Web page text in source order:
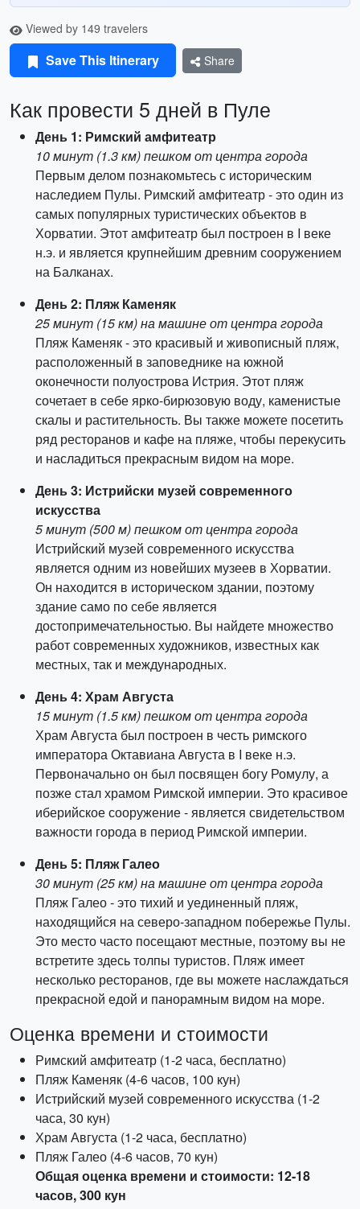
Viewed by 149 travelers
Save This Itinerary Share
Как провести 5 дней в Пуле
День 1: Римский амфитеатр
10 минут (1.3 км) пешком от центра города
Первым делом познакомьтесь с историческим
наследием Пулы. Римский амфитеатр - это один из
самых популярных туристических объектов в
Хорватии. Этот амфитеатр был построен в I веке
н.э. и является крупнейшим древним сооружением
на Балканах.
День 2: Пляж Каменяк
25 минут (15 км) на машине от центра города
Пляж Каменяк - это красивый и живописный пляж,
расположенный в заповеднике на южной
оконечности полуострова Истрия. Этот пляж
сочетает в себе ярко-бирюзовую воду, каменистые
скалы и растительность. Вы также можете посетить
ряд ресторанов и кафе на пляже, чтобы перекусить
и насладиться прекрасным видом на море.
День 3: Истрийски музей современного
искусства
5 минут (500 м) пешком от центра города
Истрийский музей современного искусства
является одним из новейших музеев в Хорватии.
Он находится в историческом здании, поэтому
здание само по себе является
достопримечательностью. Вы найдете множество
работ современных художников, известных как
местных, так и международных.
День 4: Храм Августа
15 минут (1.5 км) пешком от центра города
Храм Августа был построен в честь римского
императора Октавиана Августа в I веке н.э.
Первоначально он был посвящен богу Ромулу, а
позже стал храмом Римской империи. Это красивое
иберийское сооружение - является свидетельством
важности города в период Римской империи.
День 5: Пляж Галео
30 минут (25 км) на машине от центра города
Пляж Галео - это тихий и уединенный пляж,
находящийся на северо-западном побережье Пулы.
Это место часто посещают местные, поэтому вы не
встретите здесь толпы туристов. Пляж имеет
несколько ресторанов, где вы можете наслаждаться
прекрасной едой и панорамным видом на море.
Оценка времени и стоимости
Римский амфитеатр (1-2 часа, бесплатно)
Пляж Каменяк (4-6 часов, 100 кун)
Истрийский музей современного искусства (1-2
часа, 30 кун)
Храм Августа (1-2 часа, бесплатно)
Пляж Галео (4-6 часов, 70 кун)
Общая оценка времени и стоимости: 12-18
часов, 300 кун